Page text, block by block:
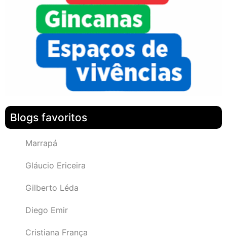
Blogs favoritos
Marrapá
Gláucio Ericeira
Gilberto Léda
Diego Emir
Cristiana França